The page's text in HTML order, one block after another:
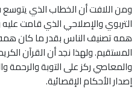
ومن اللافت أن الخطاب الذي يتوسع
التربوي والإصلاحي الذي قامت
همه تصنيف الناس بقدر ما كان
المستقيم. ولهذا نجد أن القرآن
والمعاصي ركز على التوبة والرحمة
إصدار الأحكام الإقصائية.